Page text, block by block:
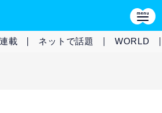
連載 ネットで話題 WORLD